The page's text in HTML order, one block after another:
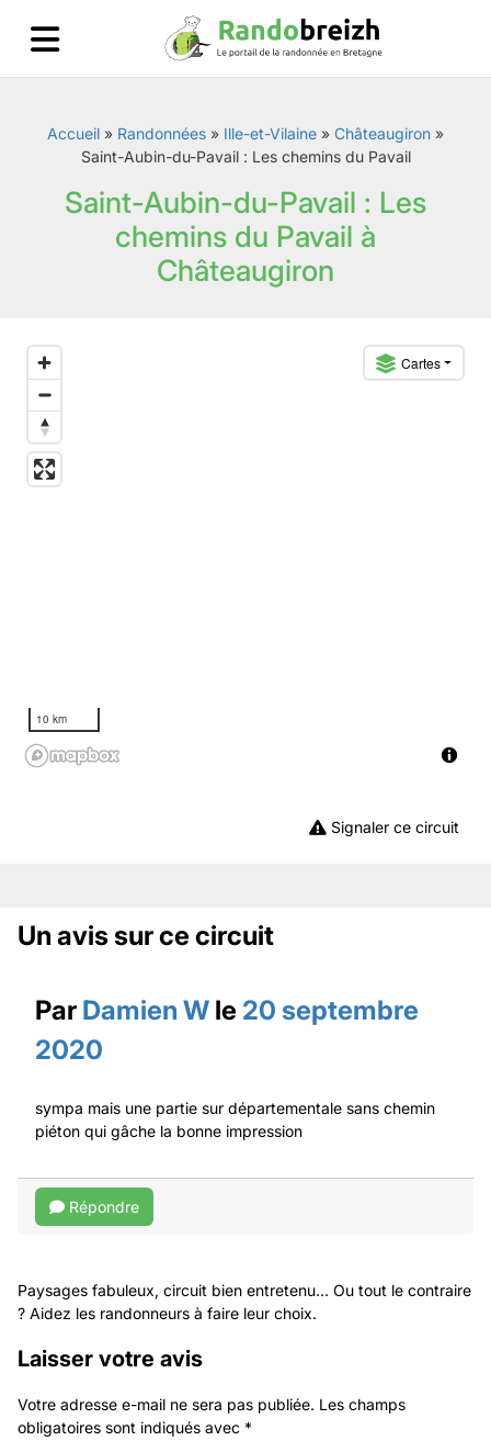
Accueil » Randonnées » Ille-et-Vilaine » Châteaugiron »
Saint-Aubin-du-Pavail : Les chemins du Pavail
Saint-Aubin-du-Pavail : Les
chemins du Pavail à
Châteaugiron
Cartes
10 km
Signaler ce circuit
Un avis sur ce circuit
Par Damien W le 20 septembre
2020
sympa mais une partie sur départementale sans chemin
piéton qui gâche la bonne impression
Répondre
Paysages fabuleux, circuit bien entretenu... Ou tout le contraire
? Aidez les randonneurs à faire leur choix.
Laisser votre avis
Votre adresse e-mail ne sera pas publiée. Les champs
obligatoires sont indiqués avec *